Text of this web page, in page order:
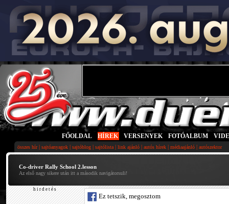
FŐOLDAL HÍREK VERSENYEK FOTÓALBUM
összes hír| sajtóanyagok | sajtóblog | sajtólista | link ajánló | autós hírek | médiaajánló | autószektor
Co-driver Rally School 2.lesson
Az első nagy sikere után itt a második navigátorsuli!
h i r d e t é s
Ez tetszik, megosztom